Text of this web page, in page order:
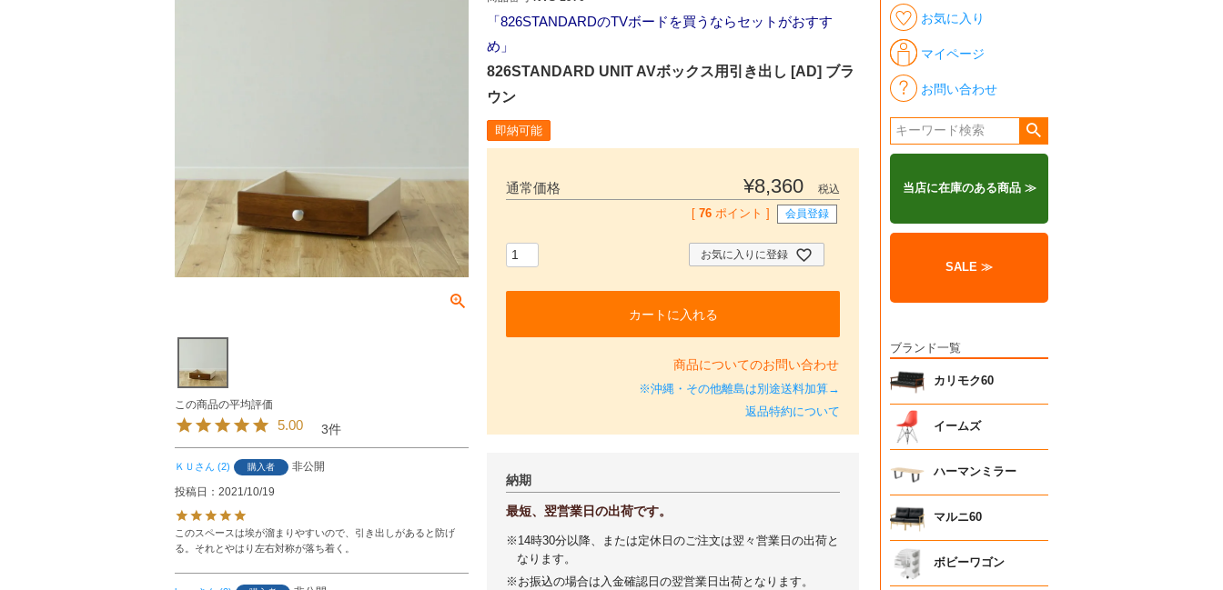
5.00 3
ＫＵ 2 購入者
非公開
投稿日
2021/10/19
このスペースは埃が溜まりやすいので、引き出しがあると防げ
る。それとやはり左右対称が落ち着く。
826STANDARDのTVボードを買うならセットがおすす
め
826STANDARD UNIT AVボックス用引き出し [AD] ブラ
ウン
即納可能
通常価格 ¥8,360
税込
[76 ポイント ] 会員登録
お気に入りに登録
カートに入れる
商品についてのお問い合わせ
※沖縄・その他離島は別途送料加算→
返品特約について
納期
最短、翌営業日の出荷です。
※14時30分以降、または定休日のご注文は翌々営業日の出荷と
なります。
※お振込の場合は入金確認日の翌営業日出荷となります。
お気に入り
マイページ
お問い合わせ
当店に在庫のある商品 ≫
SALE ≫
ブランド一覧
カリモク60
イームズ
ハーマンミラー
マルニ60
ボビーワゴン